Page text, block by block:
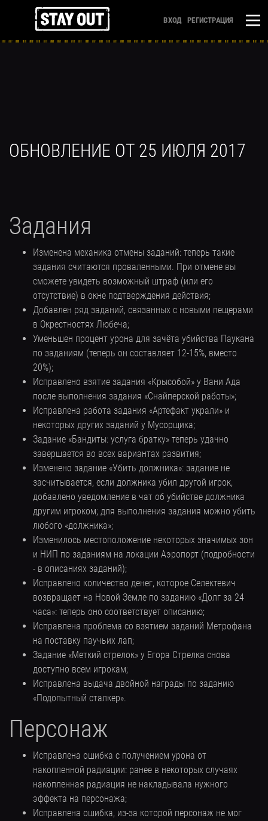
ВХОД РЕГИСТРАЦИЯ
ОБНОВЛЕНИЕ ОТ 25 ИЮЛЯ 2017
Задания
Изменена механика отмены заданий: теперь такие
задания считаются проваленными. При отмене вы
сможете увидеть возможный штраф (или его
отсутствие) в окне подтверждения действия;
Добавлен ряд заданий, связанных с новыми пещерами
в Окрестностях Любеча;
Уменьшен процент урона для зачёта убийства Паукана
по заданиям (теперь он составляет 12-15%, вместо
20%);
Исправлено взятие задания «Крысобой» у Вани Ада
после выполнения задания «Снайперской работы»;
Исправлена работа задания «Артефакт украли» и
некоторых других заданий у Мусорщика;
Задание «Бандиты: услуга братку» теперь удачно
завершается во всех вариантах развития;
Изменено задание «Убить должника»: задание не
засчитывается, если должника убил другой игрок,
добавлено уведомление в чат об убийстве должника
другим игроком; для выполнения задания можно убить
любого «должника»;
Изменилось местоположение некоторых значимых зон
и НИП по заданиям на локации Аэропорт (подробности
- в описаниях заданий);
Исправлено количество денег, которое Селектевич
возвращает на Новой Земле по заданию «Долг за 24
часа»: теперь оно соответствует описанию;
Исправлена проблема со взятием заданий Метрофана
на поставку паучьих лап;
Задание «Меткий стрелок» у Егора Стрелка снова
доступно всем игрокам;
Исправлена выдача двойной награды по заданию
«Подопытный сталкер».
Персонаж
Исправлена ошибка с получением урона от
накопленной радиации: ранее в некоторых случаях
накопленная радиация не накладывала нужного
эффекта на персонажа;
Исправлена ошибка, из-за которой персонаж не мог